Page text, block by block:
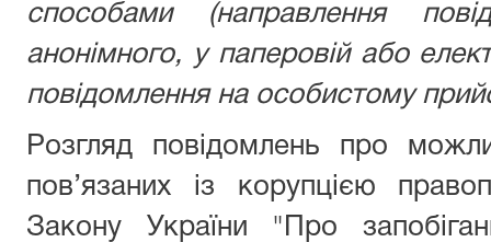
способами (направлення
анонімного, у паперовій або
повідомлення на особистому
Розгляд повідомлень про
пов’язаних із корупцією
Закону України "Про